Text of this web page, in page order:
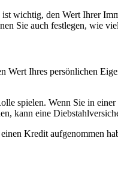
ist wichtig, den Wert Ihrer
Sie auch festlegen, wie
Ihres persönlichen
spielen. Wenn Sie in
kann eine
Kredit aufgenommen